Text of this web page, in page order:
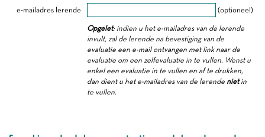
e-mailadres lerende (optioneel)
Opgelet: indien u het e-mailadres van de lerende
invult, zal de lerende na bevestiging van de
evaluatie een e-mail ontvangen met link naar de
evaluatie om een zelfevaluatie in te vullen. Wenst u
enkel een evaluatie in te vullen en af te drukken,
dan dient u het e-mailadres van de lerende nietin
te vullen.